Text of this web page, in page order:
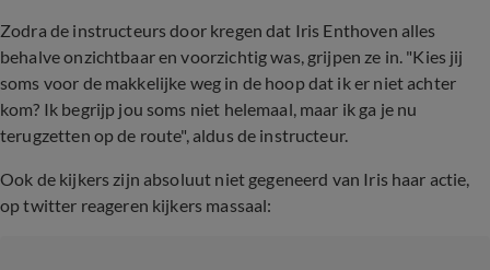
Zodra de instructeurs door kregen dat Iris Enthoven alles
behalve onzichtbaar en voorzichtig was, grijpen ze in. "Kies jij
soms voor de makkelijke weg in de hoop dat ik er niet achter
kom? Ik begrijp jou soms niet helemaal, maar ik ga je nu
terugzetten op de route", aldus de instructeur.
Ook de kijkers zijn absoluut niet gegeneerd van Iris haar actie,
op twitter reageren kijkers massaal: